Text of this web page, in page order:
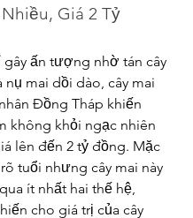
Giá 2 Tỷ
gây ấn tượng nhờ tán cây
nụ mai dồi dào, cây mai
Đồng Tháp khiến
không khỏi ngạc nhiên
lên đến 2 tỷ đồng. Mặc
tuổi nhưng cây mai này
ít nhất hai thế hệ,
cho giá trị của cây